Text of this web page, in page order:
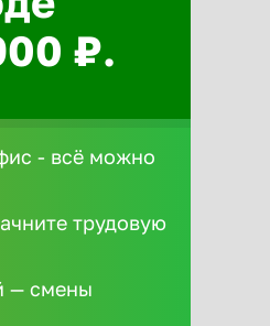
₽.
- всё можно
трудовую
— смены